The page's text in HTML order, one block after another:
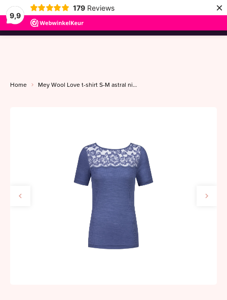
9,9
179 Reviews ×
menu
Home Mey Wool Love t-shirt S-M astral night